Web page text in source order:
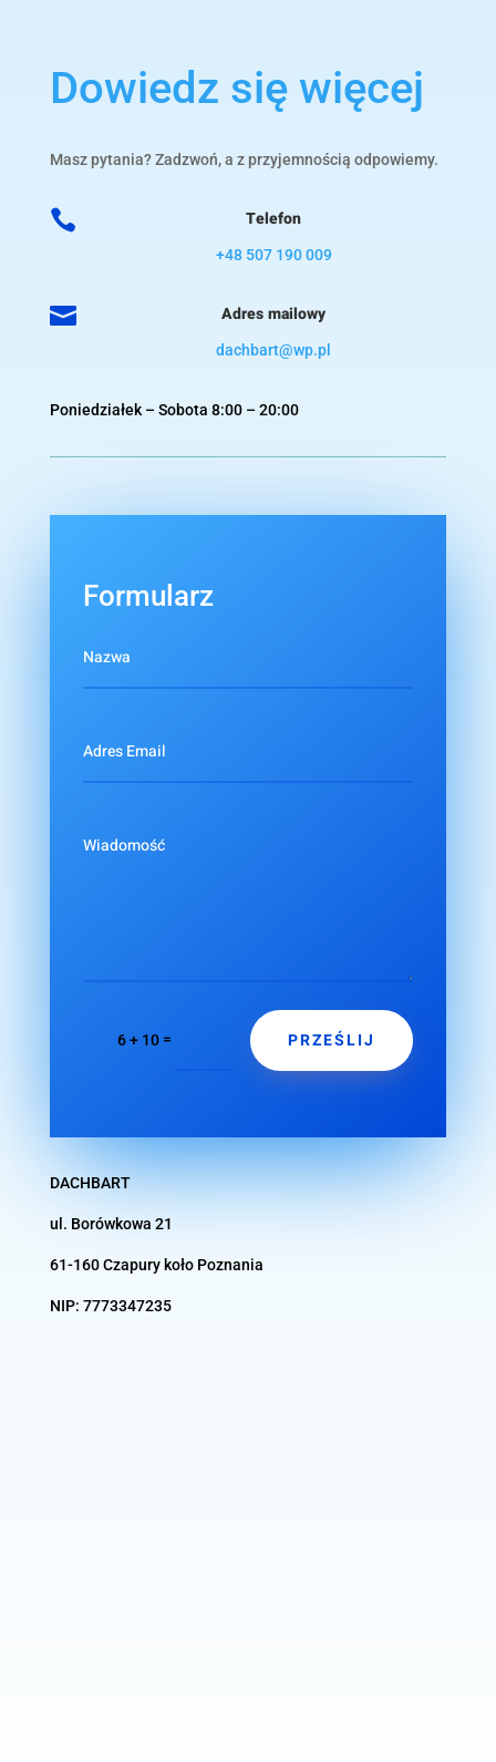
Dowiedz się więcej
Masz pytania? Zadzwoń, a z przyjemnością odpowiemy.
 Telefon
+48 507 190 009
 Adres mailowy
dachbart@wp.pl
Poniedziałek – Sobota 8:00 – 20:00
Formularz
6 + 10 = PRZEŚLIJ
DACHBART
ul. Borówkowa 21
61-160 Czapury koło Poznania
NIP: 7773347235